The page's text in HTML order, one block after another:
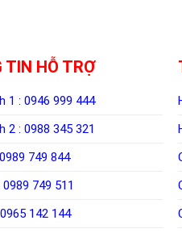
TIN HỖ TRỢ
1 : 0946 999 444
2 : 0988 345 321
0989 749 844
0989 749 511
0965 142 144